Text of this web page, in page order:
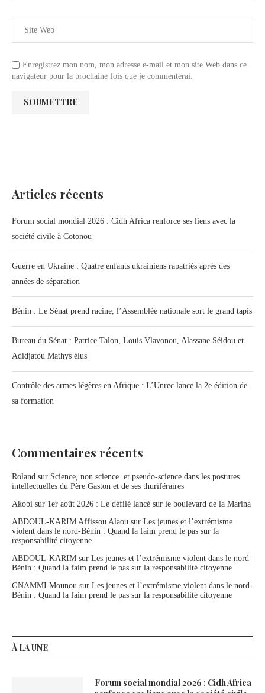
Enregistrez mon nom, mon adresse e-mail et mon site Web dans ce
navigateur pour la prochaine fois que je commenterai.
Articles récents
Forum social mondial 2026 : Cidh Africa renforce ses liens avec la
société civile à Cotonou
Guerre en Ukraine : Quatre enfants ukrainiens rapatriés après des
années de séparation
Bénin : Le Sénat prend racine, l’Assemblée nationale sort le grand tapis
Bureau du Sénat : Patrice Talon, Louis Vlavonou, Alassane Séidou et
Adidjatou Mathys élus
Contrôle des armes légères en Afrique : L’Unrec lance la 2e édition de
sa formation
Commentaires récents
Roland sur Science, non science et pseudo-science dans les postures
intellectuelles du Père Gaston et de ses thuriféraires
Akobi sur 1er août 2026 : Le défilé lancé sur le boulevard de la Marina
ABDOUL-KARIM Affissou Alaou sur Les jeunes et l’extrémisme
violent dans le nord-Bénin : Quand la faim prend le pas sur la
responsabilité citoyenne
ABDOUL-KARIM sur Les jeunes et l’extrémisme violent dans le nord-
Bénin : Quand la faim prend le pas sur la responsabilité citoyenne
GNAMMI Mounou sur Les jeunes et l’extrémisme violent dans le nord-
Bénin : Quand la faim prend le pas sur la responsabilité citoyenne
À LA UNE
Forum social mondial 2026 : Cidh Africa